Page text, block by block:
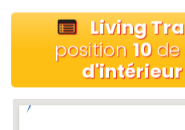
Living
position 10de
d'intérieur